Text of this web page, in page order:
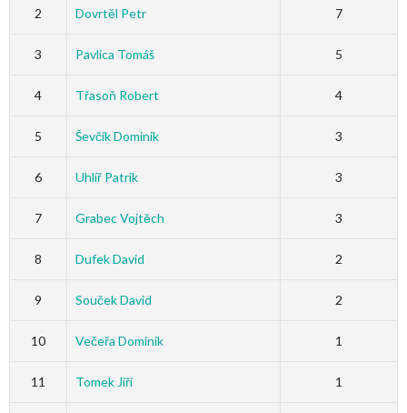
2 Dovrtěl Petr 7
3 Pavlica Tomáš 5
4 Třasoň Robert 4
5 Ševčík Dominik 3
6 Uhlíř Patrik 3
7 Grabec Vojtěch 3
8 Dufek David 2
9 Souček David 2
10 Večeřa Dominik 1
11 Tomek Jiří 1